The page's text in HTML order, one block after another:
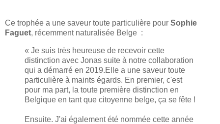
Ce trophée a une saveur toute particulière pour Sophie
Faguet, récemment naturalisée Belge :
« Je suis très heureuse de recevoir cette
distinction avec Jonas suite à notre collaboration
qui a démarré en 2019.Elle a une saveur toute
particulière à maints égards. En premier, c'est
pour ma part, la toute première distinction en
Belgique en tant que citoyenne belge, ça se fête !
Ensuite. J'ai également été nommée cette année